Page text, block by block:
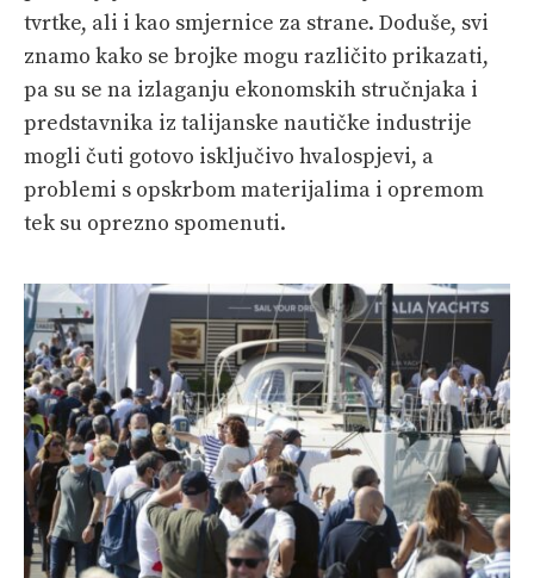
tvrtke, ali i kao smjernice za strane. Doduše, svi
znamo kako se brojke mogu različito prikazati,
pa su se na izlaganju ekonomskih stručnjaka i
predstavnika iz talijanske nautičke industrije
mogli čuti gotovo isključivo hvalospjevi, a
problemi s opskrbom materijalima i opremom
tek su oprezno spomenuti.